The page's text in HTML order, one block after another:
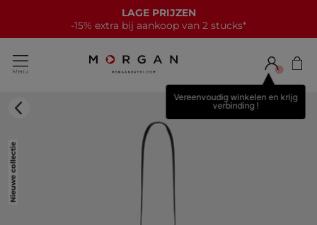
LAGE PRIJZEN
-15% extra bij aankoop van 2 stucks*
Vereenvoudig winkelen en krijg
verbinding !
Nieuwe collectie